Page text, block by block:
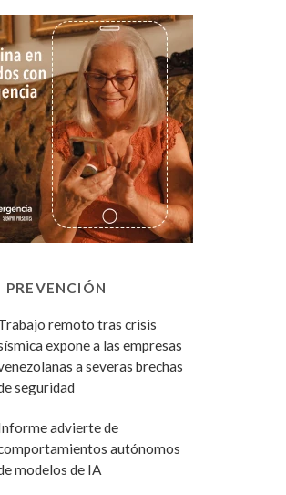
PREVENCIÓN
remoto tras crisis
expone a las empresas
a severas brechas
seguridad
advierte de
autónomos
modelos de IA